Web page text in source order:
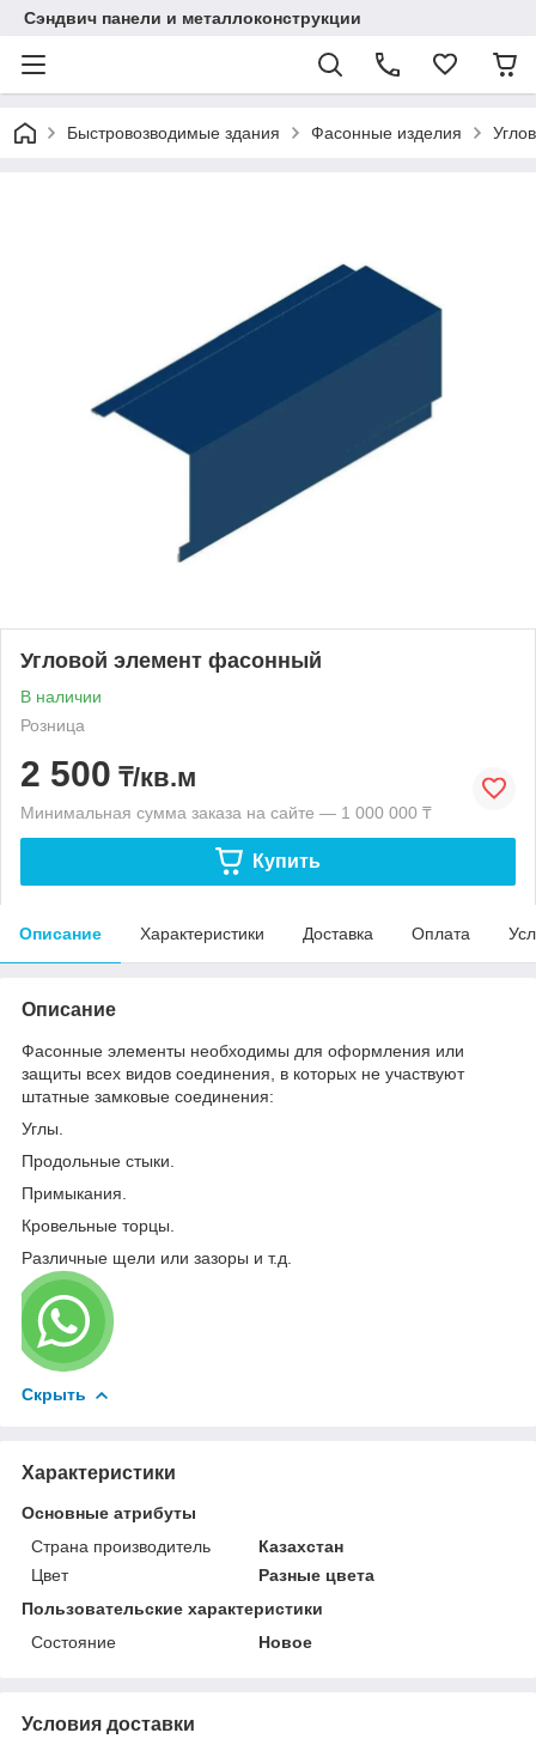
Сэндвич панели и металлоконструкции
Быстровозводимые здания Фасонные изделия
Угловой элемент фасонный
В наличии
Розница
2 500 ₸/кв.м
Минимальная сумма заказа на сайте — 1 000 000 ₸
Купить
Описание Характеристики Доставка Оплата
Описание
Фасонные элементы необходимы для оформления или
защиты всех видов соединения, в которых не участвуют
штатные замковые соединения:
Углы.
Продольные стыки.
Примыкания.
Кровельные торцы.
Различные щели или зазоры и т.д.
Скрыть
Характеристики
Основные атрибуты
Страна производитель
Казахстан
Цвет
Разные цвета
Пользовательские характеристики
Состояние
Новое
Условия доставки